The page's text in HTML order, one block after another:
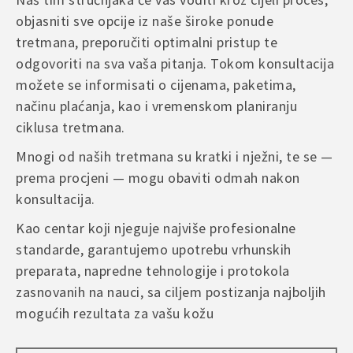
putem e-maila ili kontakt forme na web stranici, kako bismo što brže
riješili situaciju.
Email*
Save my name, email, and website in this browser for
the next time I comment.
l
t
r
n
a
t
v
objasniti sve opcije iz naše široke ponude
tretmana, preporučiti optimalni pristup te
odgovoriti na sva vaša pitanja. Tokom konsultacija
možete se informisati o cijenama, paketima,
načinu plaćanja, kao i vremenskom planiranju
ciklusa tretmana.
Mnogi od naših tretmana su kratki i nježni, te se —
prema procjeni — mogu obaviti odmah nakon
konsultacija.
Kao centar koji njeguje najviše profesionalne
standarde, garantujemo upotrebu vrhunskih
preparata, napredne tehnologije i protokola
zasnovanih na nauci, sa ciljem postizanja najboljih
mogućih rezultata za vašu kožu